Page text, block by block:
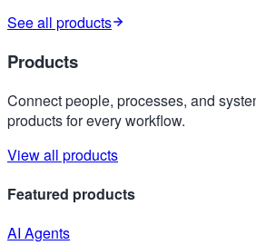
See all products
Products
Connect people, processes, and
products for every workflow.
View all products
Featured products
AI Agents